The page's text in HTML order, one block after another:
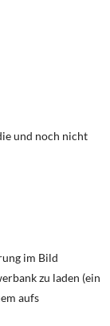
und noch nicht
im Bild
zu laden (ein
aufs